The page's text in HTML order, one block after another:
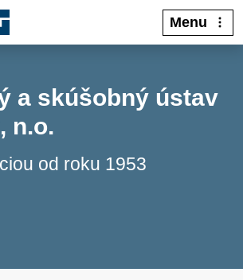
Menu
a skúšobný ústav
n.o.
od roku 1953